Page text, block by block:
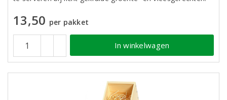
13,50 per pakket
In winkelwagen